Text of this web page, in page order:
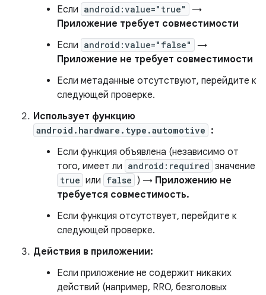
Если android:value="true"
→
Приложение требует совместимости
Если android:value="false"
→
Приложение не требует совместимости
Если метаданные отсутствуют, перейдите к
следующей проверке.
Использует функцию
android.hardware.type.automotive :
Если функция объявлена ​​(независимо от
того, имеет ли android:required значение
true или false ) → Приложению не
требуется совместимость.
Если функция отсутствует, перейдите к
следующей проверке.
Действия в приложении:
Если приложение не содержит никаких
действий (например, RRO, безголовых